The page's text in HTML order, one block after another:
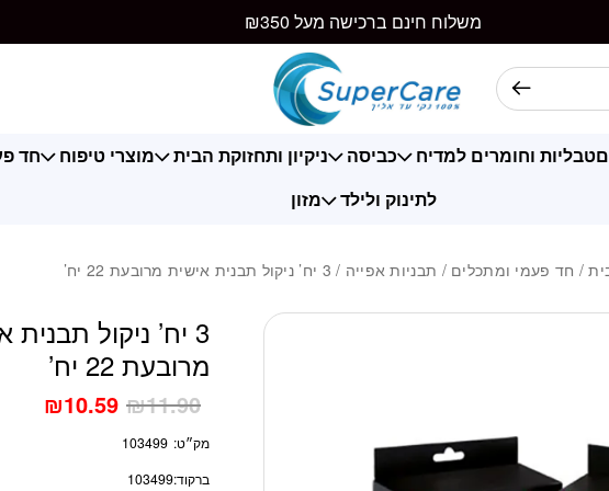
משלוח חינם ברכישה מעל ₪350
טבליות וחומרים למדיח כביסה ניקיון ותחזוקת הבית מוצרי טיפוח חד
לתינוק ולילד
מזון
/ חד פעמי ומתכלים / תבניות אפייה / 3 יח’ ניקול תבנית אישית מרובעת 22 יח’
3 יח’ ניקול תבנית
מרובעת 22 יח’
₪11.90
₪10.59
מק״ט: 103499
ברקוד:103499